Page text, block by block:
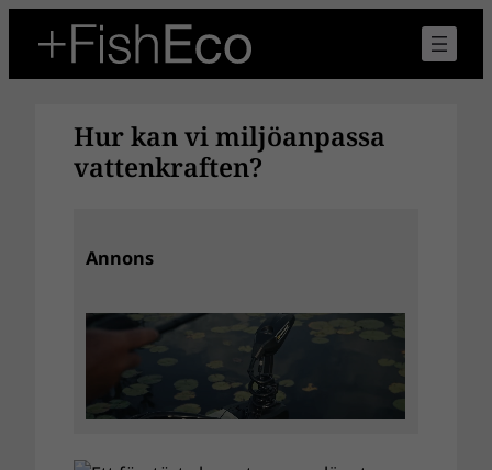
innehåll
Hur kan vi miljöanpassa
vattenkraften?
Annons